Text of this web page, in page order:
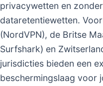
privacywetten en
dataretentiewetten.
(NordVPN), de Britse
Surfshark) en
jurisdicties bieden een
beschermingslaag voor